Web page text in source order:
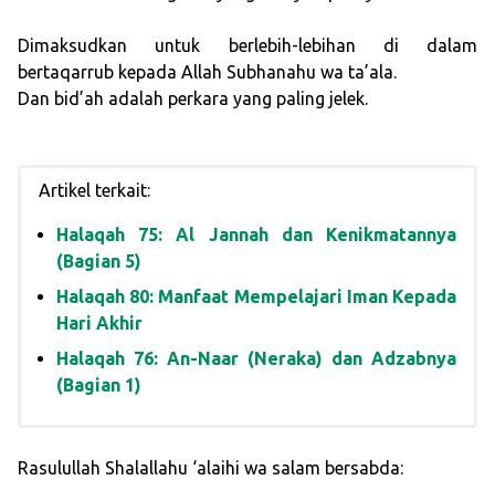
Dimaksudkan untuk berlebih-lebihan di dalam
bertaqarrub kepada Allah Subhanahu wa ta’ala.
Dan bid’ah adalah perkara yang paling jelek.
Artikel terkait:
Halaqah 75: Al Jannah dan Kenikmatannya
(Bagian 5)
Halaqah 80: Manfaat Mempelajari Iman Kepada
Hari Akhir
Halaqah 76: An-Naar (Neraka) dan Adzabnya
(Bagian 1)
Rasulullah Shalallahu ‘alaihi wa salam bersabda: